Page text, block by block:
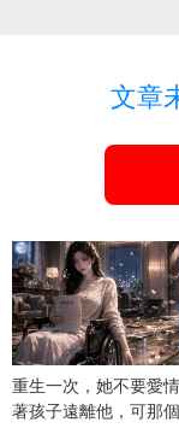
文章
重生一次，她不要愛
著孩子遠離他，可那個